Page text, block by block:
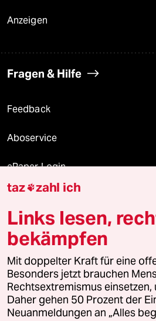
Anzeigen
Fragen & Hilfe
Feedback
Aboservice
ePaper Login
Downloads für Abonnierende
© 2026 taz Verlags und Vertriebs
Alle Rechte vorbehalten. Bei rechtlichen
wenden Sie sich bitte an
lizenzen@taz.de
Feedback Redaktionsstatut
taz zahl ich
Links lesen,
bekämpfen
Mit doppelter Kraft für eine
Besonders jetzt brauchen
Rechtsextremismus
Daher gehen 50 Prozent der
Neuanmeldungen an „Alles